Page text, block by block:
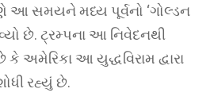
આ સમયને મધ્ય પૂર્વનો ‘ગોલ્ડન
છે. ટ્રમ્પના આ નિવેદનથી
કે અમેરિકા આ યુદ્ધવિરામ દ્વારા
રહ્યું છે.